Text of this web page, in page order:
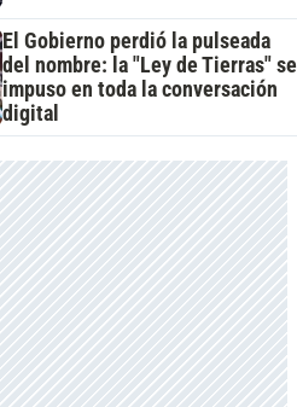
El Gobierno perdió la pulseada
del nombre: la "Ley de Tierras" se
impuso en toda la conversación
digital